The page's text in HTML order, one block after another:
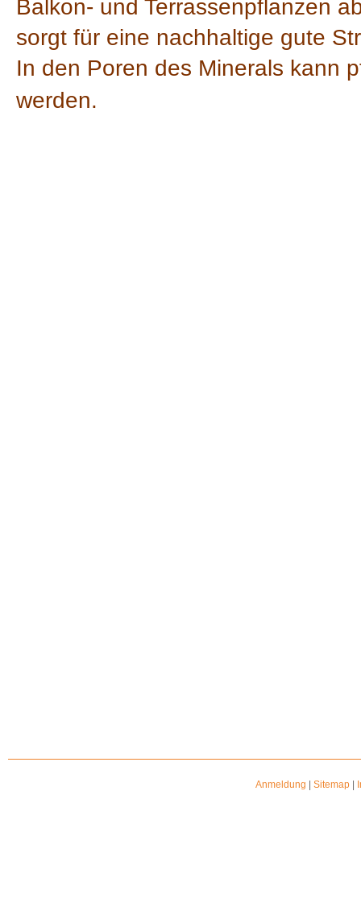
Balkon- und Terrassenpflanzen
sorgt für eine nachhaltige gute
In den Poren des Minerals kann
werden.
Anmeldung |Sitemap